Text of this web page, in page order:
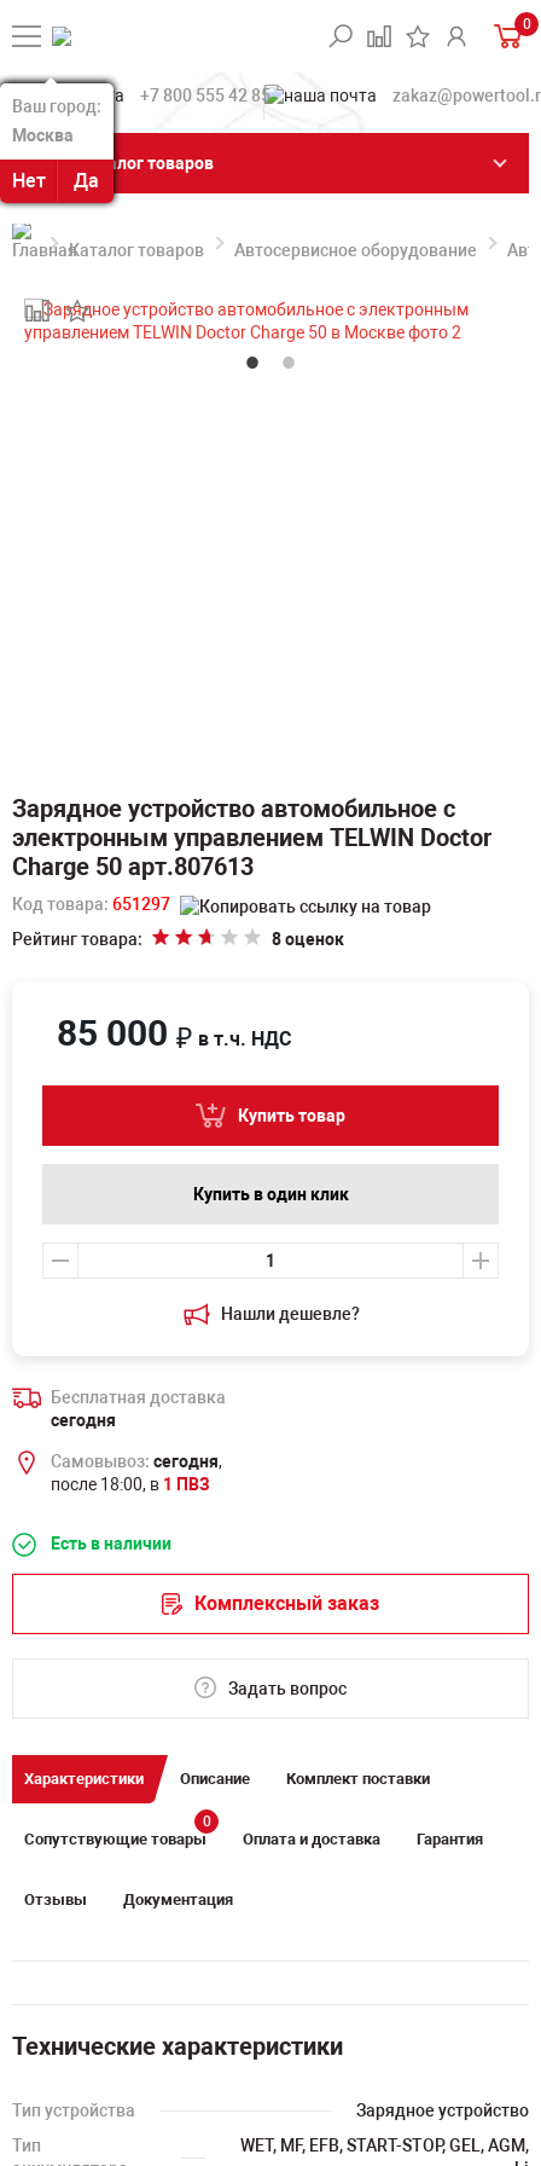
Ваш город:
Москва
Нет Да
Ваш город:
Москва
Нет Да
0
+7 800 555 42 85
Каталог товаров
Каталог товаров Автосервисное оборудование
Зарядное устройство автомобильное с
электронным управлением TELWIN Doctor
Charge 50 арт.807613
Код товара: 651297
Рейтинг товара:
8 оценок
Нашли дешевле?
85 000 ₽ в т.ч. НДС
Купить товар
Купить в один клик
Бесплатная доставка
сегодня
Самовывоз: сегодня,
после 18:00, в 1 ПВЗ
Есть в наличии
Комплексный заказ
Задать вопрос
Характеристики Описание Комплект поставки
Сопутствующие товары
0
Оплата и доставка Гарантия
Отзывы Документация
Технические характеристики
Тип устройства
Зарядное устройство
Тип
WET, MF, EFB, START-STOP, GEL, AGM,